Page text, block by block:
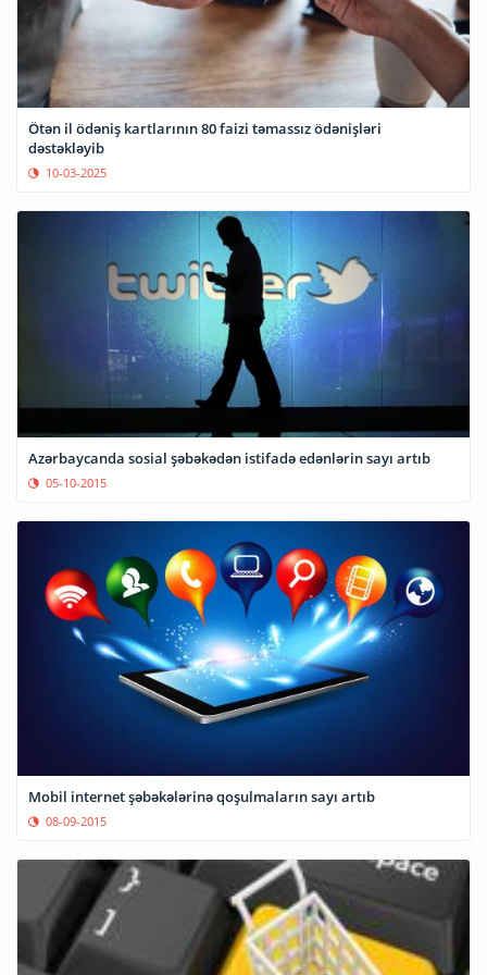
Ötən il ödəniş kartlarının 80 faizi təmassız ödənişləri
dəstəkləyib
10-03-2025
Azərbaycanda sosial şəbəkədən istifadə edənlərin sayı artıb
05-10-2015
Mobil internet şəbəkələrinə qoşulmaların sayı artıb
08-09-2015